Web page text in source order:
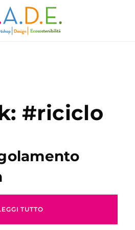
#riciclo
TUTTO